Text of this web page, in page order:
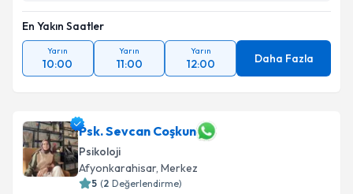
En Yakın Saatler
Yarın
10:00
Yarın
11:00
Yarın
12:00 Daha Fazla
Psk. Sevcan Coşkun
Psikoloji
Afyonkarahisar, Merkez
5 (2 Değerlendirme)